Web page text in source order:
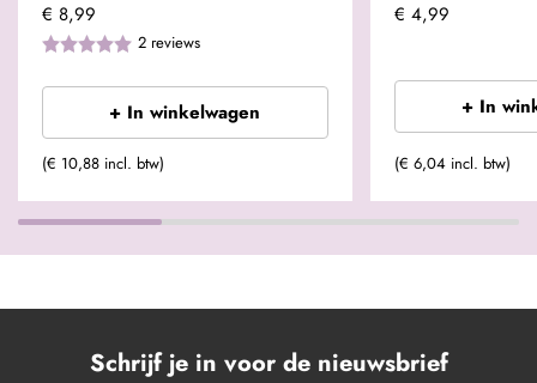
€ 8,99
2 reviews
+ In winkelwagen
(€ 10,88 incl. btw)
€ 4,99
+ In
(€ 6,04 incl. btw)
Schrijf je in voor de nieuwsbrief